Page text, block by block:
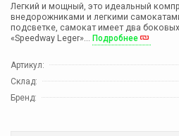
Легкий и мощный, это идеальный
внедорожниками и легкими
подсветке, самокат имеет два
«Speedway Leger»... Подробнее
Артикул:
Склад:
Бренд: